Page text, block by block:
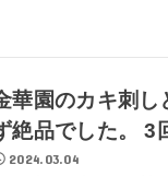
華園のカキ刺し
絶品でした。 3
2024.03.04